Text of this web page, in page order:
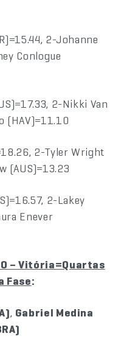
2-Johanne
Conlogue
2-Nikki Van
(HAV)=11.10
2-Tyler Wright
(AUS)=13.23
2-Lakey
Enever
– Vitória=Quartas
Fase:
, Gabriel Medina